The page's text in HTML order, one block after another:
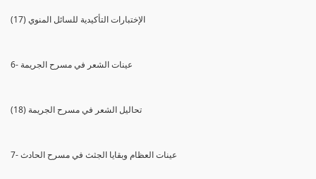
(17) الإختبارات التأكيدية للسائل المنوي
6- عينات الشعر في مسرح الجريمة
(18) تحاليل الشعر في مسرح الجريمة
7- عينات العظام وبقايا الجثث في مسرح الحادث